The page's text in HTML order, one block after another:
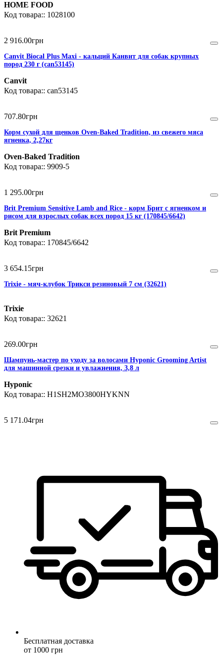
HOME FOOD
1028100
2 916.00грн
Canvit Biocal Plus Maxi - кальций Канвит для собак крупных
пород 230 г (can53145)
Canvit
can53145
707.80грн
Корм сухой для щенков Oven-Baked Tradition, из свежего мяса
ягненка, 2,27кг
Oven-Baked Tradition
9909-5
1 295.00грн
Brit Premium Sensitive Lamb and Rice - корм Брит с ягненком и
рисом для взрослых собак всех пород 15 кг (170845/6642)
Brit Premium
170845/6642
3 654.15грн
Trixie - мяч-клубок Трикси резиновый 7 см (32621)
Trixie
32621
269.00грн
Шампунь-мастер по уходу за волосами Hyponic Grooming Artist
для машинной срезки и увлажнения, 3,8 л
Hyponic
H1SH2MO3800HYKNN
5 171 .04грн
Бесплатная доставка
от 1000 грн